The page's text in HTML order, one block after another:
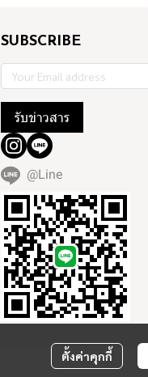
ตั้งค่าคุกกี้
SUBSCRIBE
รับข่าวสาร
@Line